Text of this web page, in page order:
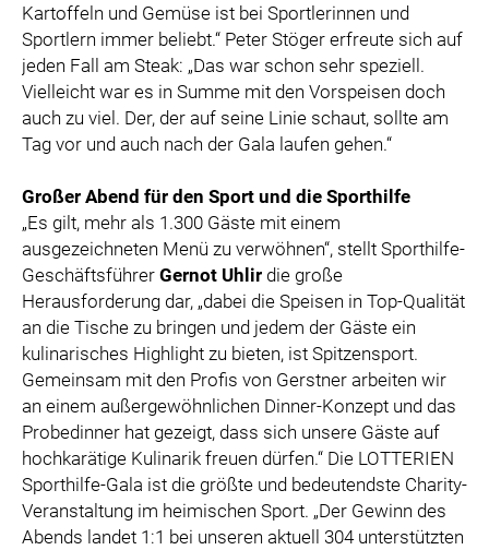
Kartoffeln und Gemüse ist bei Sportlerinnen und
Sportlern immer beliebt.“ Peter Stöger erfreute sich auf
jeden Fall am Steak: „Das war schon sehr speziell.
Vielleicht war es in Summe mit den Vorspeisen doch
auch zu viel. Der, der auf seine Linie schaut, sollte am
Tag vor und auch nach der Gala laufen gehen.“
Großer Abend für den Sport und die Sporthilfe
„Es gilt, mehr als 1.300 Gäste mit einem
ausgezeichneten Menü zu verwöhnen“, stellt Sporthilfe-
Geschäftsführer Gernot Uhlir die große
Herausforderung dar, „dabei die Speisen in Top-Qualität
an die Tische zu bringen und jedem der Gäste ein
kulinarisches Highlight zu bieten, ist Spitzensport.
Gemeinsam mit den Profis von Gerstner arbeiten wir
an einem außergewöhnlichen Dinner-Konzept und das
Probedinner hat gezeigt, dass sich unsere Gäste auf
hochkarätige Kulinarik freuen dürfen.“ Die LOTTERIEN
Sporthilfe-Gala ist die größte und bedeutendste Charity-
Veranstaltung im heimischen Sport. „Der Gewinn des
Abends landet 1:1 bei unseren aktuell 304 unterstützten